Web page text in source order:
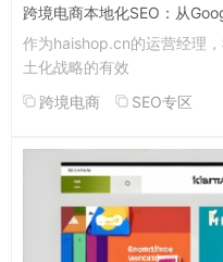
跨境电商本地化SEO：从
作为haishop.cn的运营经理
土化战略的有效
跨境电商
SEO专区